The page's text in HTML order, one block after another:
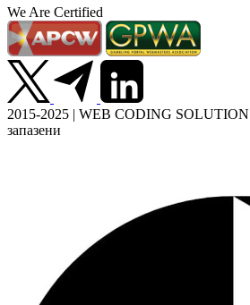
We Are Certified
2015-2025 | WEB CODING
запазени